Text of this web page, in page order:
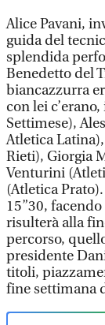
Alice Pavani,
guida del
splendida
Benedetto del
biancazzurra
con lei
Settimese),
Atletica
Rieti), Giorgia
Venturini
(Atletica
15”30,
risulterà alla
percorso,
presidente
titoli,
fine settimana